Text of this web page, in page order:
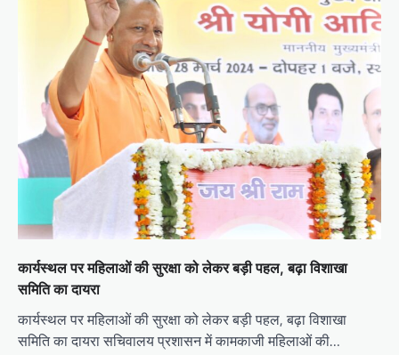
कार्यस्थल पर महिलाओं की सुरक्षा को लेकर बड़ी पहल, बढ़ा विशाखा
समिति का दायरा
कार्यस्थल पर महिलाओं की सुरक्षा को लेकर बड़ी पहल, बढ़ा विशाखा
समिति का दायरा सचिवालय प्रशासन में कामकाजी महिलाओं की…